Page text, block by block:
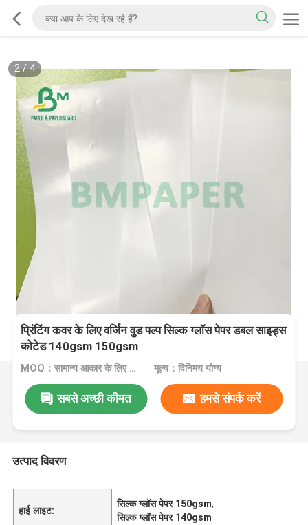
2/4
प्रिंटिंग कवर के लिए वर्जिन वुड पल्प सिल्क ग्लॉस पेपर डबल साइड्स
कोटेड 140gsm 150gsm
MOQ：सामान्य आकार के लिए 1 टन या विशेष आकार के लिए 10 टन मूल्य：विनिमय योग्य
सबसे अच्छी कीमत हमसे संपर्क करें
उत्पाद विवरण
हाई लाइट:
सिल्क ग्लॉस पेपर 150gsm,
सिल्क ग्लॉस पेपर 140gsm